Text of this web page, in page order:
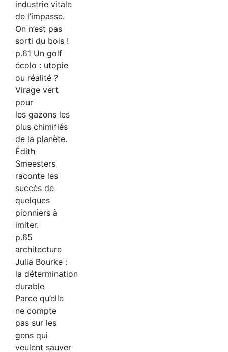
industrie vitale
de l’impasse.
On n’est pas
sorti du bois !
p.61 Un golf
écolo : utopie
ou réalité ?
Virage vert
pour
les gazons les
plus chimifiés
de la planète.
Édith
Smeesters
raconte les
succès de
quelques
pionniers à
imiter.
p.65
architecture
Julia Bourke :
la détermination
durable
Parce qu’elle
ne compte
pas sur les
gens qui
veulent sauver